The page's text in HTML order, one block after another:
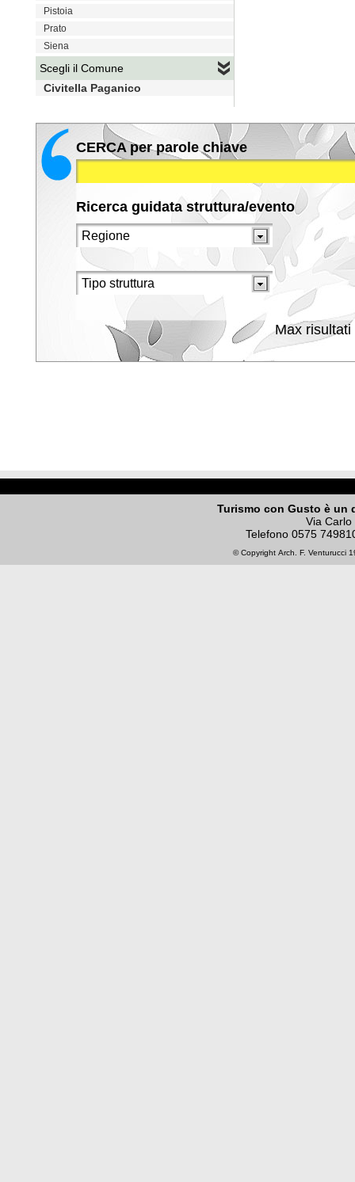
Pistoia
Prato
Siena
Scegli il Comune
Civitella Paganico
CERCA per parole chiave
Ricerca guidata struttura/evento
Max risultati
Turismo con Gusto è un
Via
Telefono 0575
© Copyright Arch. F. Venturucci